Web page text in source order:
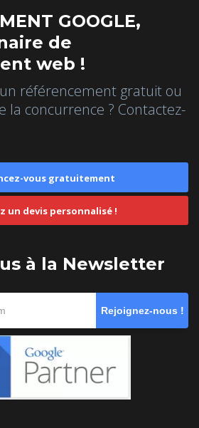
GOOGLE,
de
web !
référencement gratuit ou
la concurrence ? Contactez-
vous gratuitement
un devis personnalisé !
à la Newsletter
Rejoignez-nous !